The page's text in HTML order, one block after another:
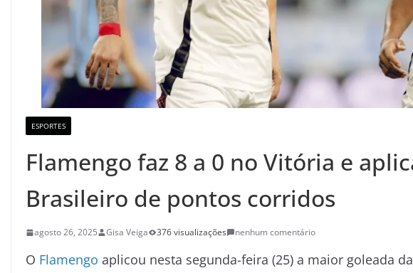
ESPORTES
Flamengo faz 8 a 0 no Vitória e
Brasileiro de pontos corridos
agosto 26, 2025 Gisa Veiga 376 visualizações nenhum comentário
O Flamengo aplicou nesta segunda-feira (25) a maior goleada